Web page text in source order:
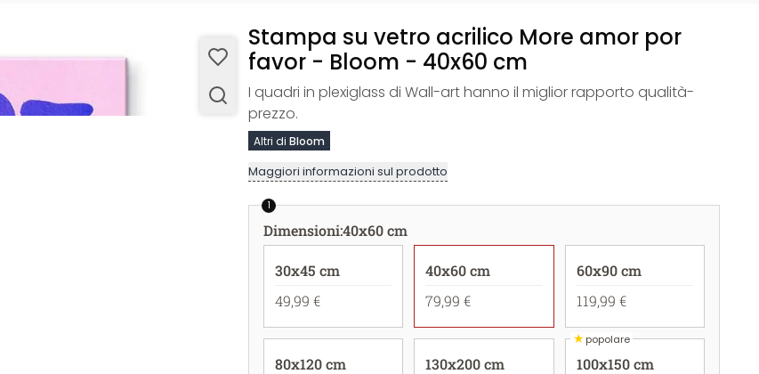
Stampa su vetro acrilico More amor por
favor - Bloom - 40x60 cm
I quadri in plexiglass di Wall-art hanno il miglior rapporto qualità-
prezzo.
Altri di Bloom
Maggiori informazioni sul prodotto
1
Dimensioni:40x60 cm
30x45 cm
49,99 €
40x60 cm
79,99 €
60x90 cm
119,99 €
80x120 cm
130x200 cm
★popolare
100x150 cm